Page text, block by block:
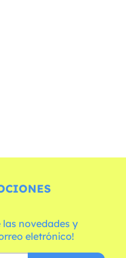
las novedades y
eletrónico!